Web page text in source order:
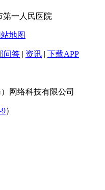
第一人民医院
站地图
问答 | 资讯 | 下载APP
网络科技有限公司
9）